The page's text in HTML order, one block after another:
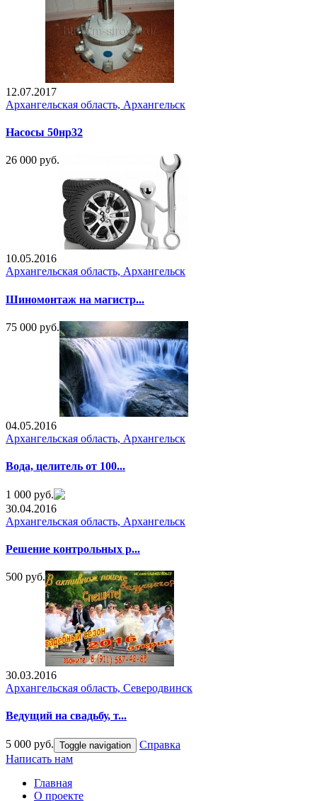
12.07.2017
Архангельская область, Архангельск
Насосы 50нр32
26 000 руб.
10.05.2016
Архангельская область, Архангельск
Шиномонтаж на магистр...
75 000 руб.
04.05.2016
Архангельская область, Архангельск
Вода, целитель от 100...
1 000 руб.
30.04.2016
Архангельская область, Архангельск
Решение контрольных р...
500 руб.
30.03.2016
Архангельская область, Северодвинск
Ведущий на свадьбу, т...
5 000 руб. Toggle navigation
Справка
Написать нам
Главная
О проекте